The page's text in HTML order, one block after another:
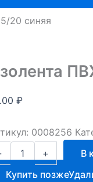
20 синяя
₽
0008256
+
В
Купить позже